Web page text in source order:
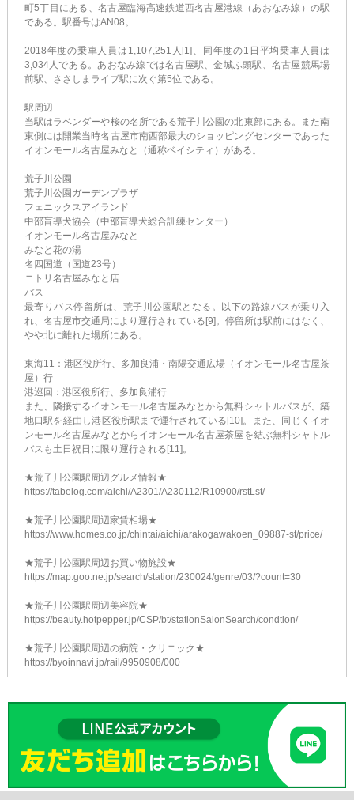
町5丁目にある、名古屋臨海高速鉄道西名古屋港線（あおなみ線）の駅
である。駅番号はAN08。
2018年度の乗車人員は1,107,251人[1]、同年度の1日平均乗車人員は
3,034人である。あおなみ線では名古屋駅、金城ふ頭駅、名古屋競馬場
前駅、ささしまライブ駅に次ぐ第5位である。
駅周辺
当駅はラベンダーや桜の名所である荒子川公園の北東部にある。また南
東側には開業当時名古屋市南西部最大のショッピングセンターであった
イオンモール名古屋みなと（通称ベイシティ）がある。
荒子川公園
荒子川公園ガーデンプラザ
フェニックスアイランド
中部盲導犬協会（中部盲導犬総合訓練センター）
イオンモール名古屋みなと
みなと花の湯
名四国道（国道23号）
ニトリ名古屋みなと店
バス
最寄りバス停留所は、荒子川公園駅となる。以下の路線バスが乗り入
れ、名古屋市交通局により運行されている[9]。停留所は駅前にはなく、
やや北に離れた場所にある。
東海11：港区役所行、多加良浦・南陽交通広場（イオンモール名古屋茶
屋）行
港巡回：港区役所行、多加良浦行
また、隣接するイオンモール名古屋みなとから無料シャトルバスが、築
地口駅を経由し港区役所駅まで運行されている[10]。また、同じくイオ
ンモール名古屋みなとからイオンモール名古屋茶屋を結ぶ無料シャトル
バスも土日祝日に限り運行される[11]。
★荒子川公園駅周辺グルメ情報★
https://tabelog.com/aichi/A2301/A230112/R10900/rstLst/
★荒子川公園駅周辺家賃相場★
https://www.homes.co.jp/chintai/aichi/arakogawakoen_09887-st/price/
★荒子川公園駅周辺お買い物施設★
https://map.goo.ne.jp/search/station/230024/genre/03/?count=30
★荒子川公園駅周辺美容院★
https://beauty.hotpepper.jp/CSP/bt/stationSalonSearch/condtion/
★荒子川公園駅周辺の病院・クリニック★
https://byoinnavi.jp/rail/9950908/000